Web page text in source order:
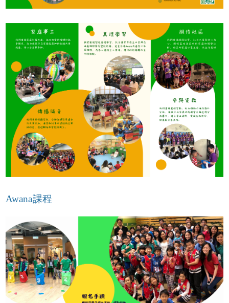
Awana課程